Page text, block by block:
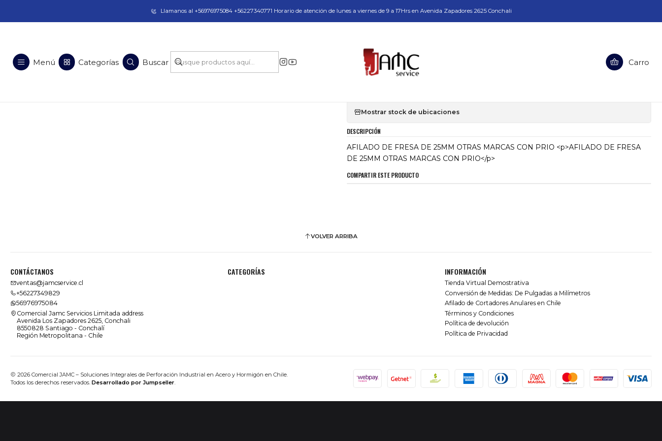
Taladros Magnéticos en Chile | Venta, Arriendo y Servicio Técnico
Menú Categorías Buscar Carro
Llamanos al +56976975084 +56227340771 Horario de atención de lunes a viernes de 9 a 17Hrs en Avenida Zapadores 2625 Conchali
AFILADO DE FRESA DE 25MM OTRAS MARCAS CON
Mostrar stock de ubicaciones
DESCRIPCIÓN
AFILADO DE FRESA DE 25MM OTRAS MARCAS CON PRIO <p>AFILADO DE FRESA
DE 25MM OTRAS MARCAS CON PRIO</p>
COMPARTIR ESTE PRODUCTO
VOLVER ARRIBA
CONTÁCTANOS
ventas@jamcservice.cl
+56227349829
56976975084
Comercial Jamc Servicios Limitada address
Avenida Los Zapadores 2625, Conchali
8550828 Santiago - Conchalí
Región Metropolitana - Chile
CATEGORÍAS INFORMACIÓN
Tienda Virtual Demostrativa
Conversión de Medidas: De Pulgadas a Milímetros
Afilado de Cortadores Anulares en Chile
Términos y Condiciones
Política de devolución
Política de Privacidad
2026 Comercial JAMC – Soluciones Integrales de Perforación Industrial en Acero y Hormigón en Chile.
Todos los derechos reservados. Desarrollado por Jumpseller.